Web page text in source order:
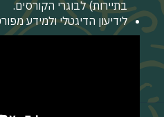
בתיירות) לבוגרי הקורסים.
לידיעון הדיגטלי ולמידע